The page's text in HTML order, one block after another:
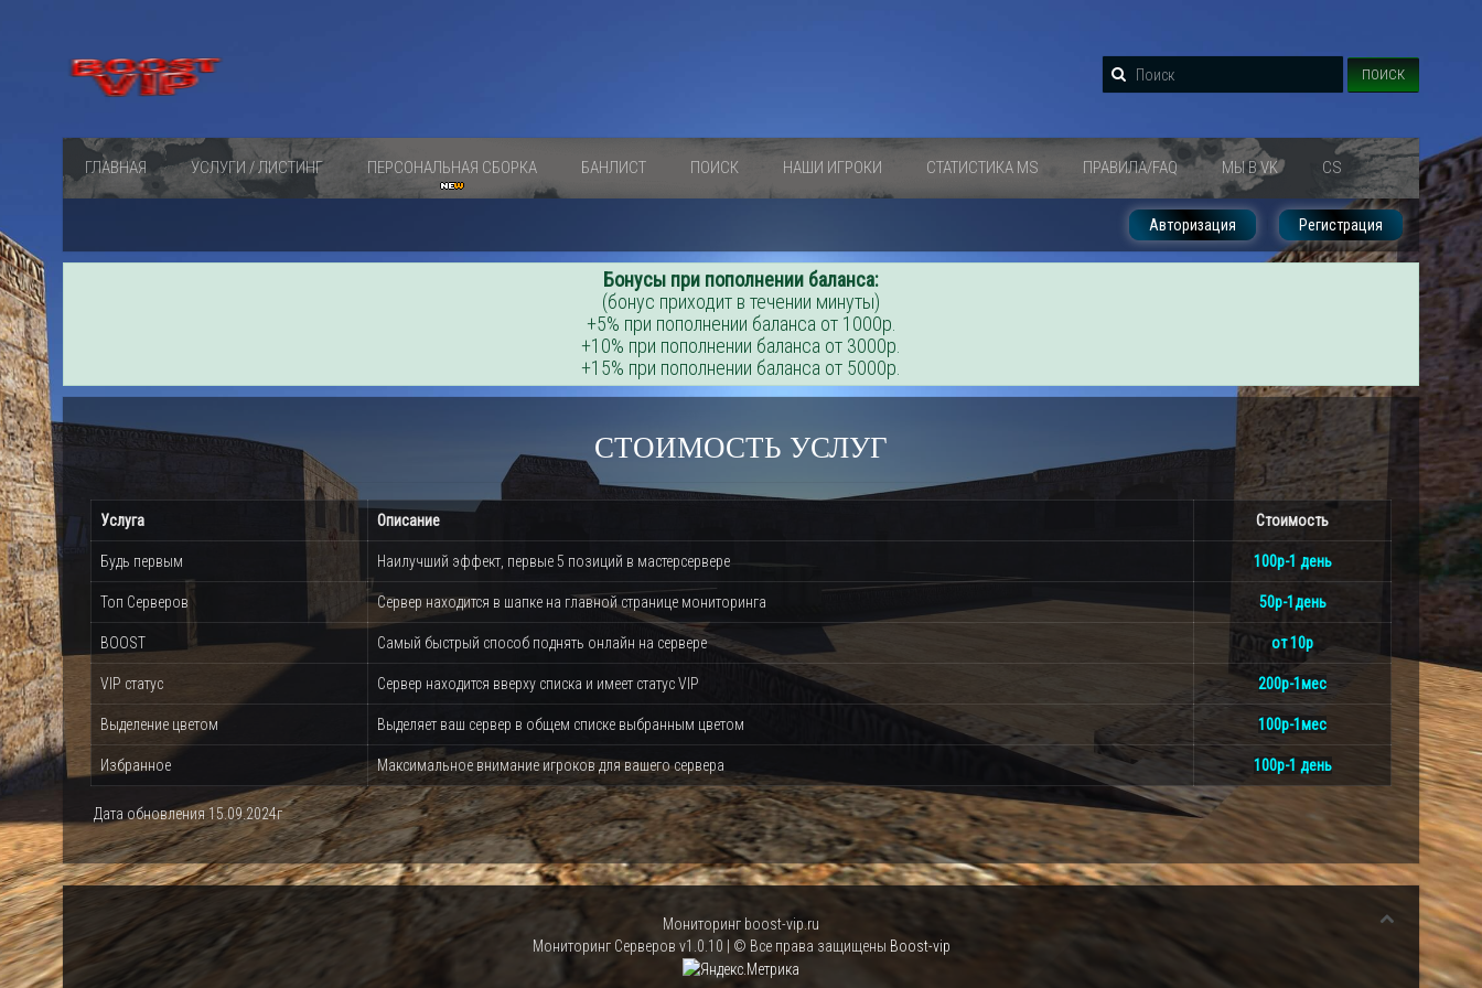
ПОИСК
ГЛАВНАЯ УСЛУГИ / ЛИСТИНГ ПЕРСОНАЛЬНАЯ СБОРКА БАНЛИСТ ПОИСК НАШИ ИГРОКИ СТАТИСТИКА MS ПРАВИЛА/FAQ МЫ В VK CS
Авторизация Регистрация
Бонусы при пополнении баланса:
(бонус приходит в течении минуты)
+5% при пополнении баланса от 1000р.
+10% при пополнении баланса от 3000р.
+15% при пополнении баланса от 5000р.
СТОИМОСТЬ УСЛУГ
Услуга Описание Стоимость
Будь первым Наилучший эффект, первые 5 позиций в мастерсервере 100р-1 день
Топ Серверов Сервер находится в шапке на главной странице мониторинга 50р-1день
BOOST Самый быстрый способ поднять онлайн на сервере от 10р
VIP статус Сервер находится вверху списка и имеет статус VIP 200р-1мес
Выделение цветом Выделяет ваш сервер в общем списке выбранным цветом 100р-1мес
Избранное Максимальное внимание игроков для вашего сервера 100р-1 день
Дата обновления 15.09.2024г
Мониторинг boost-vip.ru
Мониторинг Серверов v1.0.10 | © Все права защищены Boost-vip